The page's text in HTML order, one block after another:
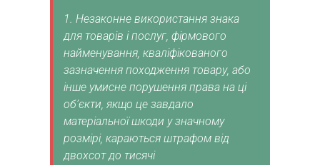
1. Незаконне використання знака
для товарів і послуг, фірмового
найменування, кваліфікованого
зазначення походження товару, або
інше умисне порушення права на ці
об’єкти, якщо це завдало
матеріальної шкоди у значному
розмірі, караються штрафом від
двохсот до тисячі